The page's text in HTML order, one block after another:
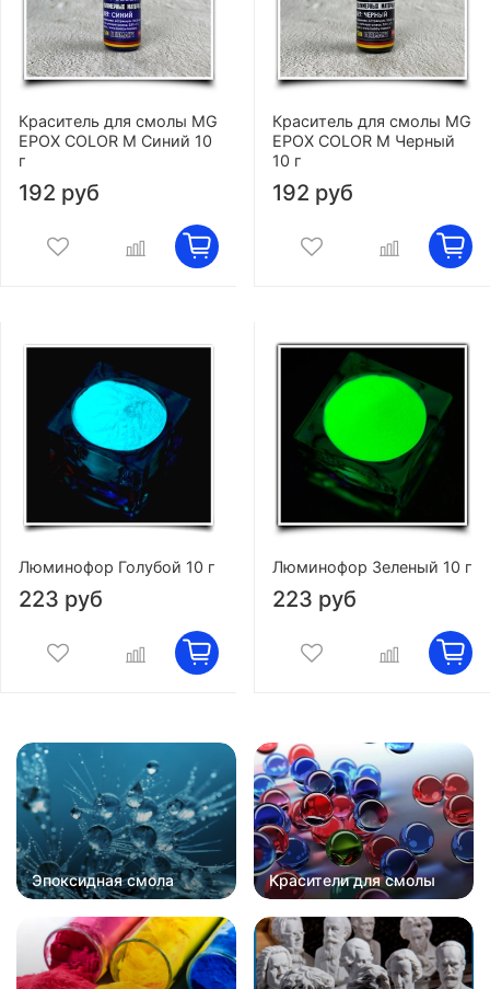
Краситель для смолы MG
EPOX COLOR M Синий 10
г
192 руб
Краситель для смолы MG
EPOX COLOR M Черный
10 г
192 руб
Люминофор Голубой 10 г
223 руб
Люминофор Зеленый 10 г
223 руб
Эпоксидная смола Красители для смолы